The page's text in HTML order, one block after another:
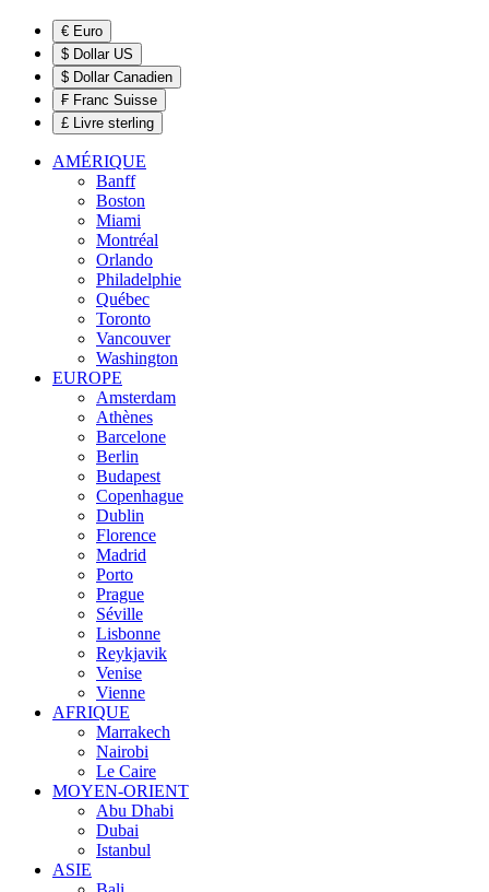
€ Euro
$ Dollar US
$ Dollar Canadien
₣ Franc Suisse
£ Livre sterling
AMÉRIQUE
Banff
Boston
Miami
Montréal
Orlando
Philadelphie
Québec
Toronto
Vancouver
Washington
EUROPE
Amsterdam
Athènes
Barcelone
Berlin
Budapest
Copenhague
Dublin
Florence
Madrid
Porto
Prague
Séville
Lisbonne
Reykjavik
Venise
Vienne
AFRIQUE
Marrakech
Nairobi
Le Caire
MOYEN-ORIENT
Abu Dhabi
Dubai
Istanbul
ASIE